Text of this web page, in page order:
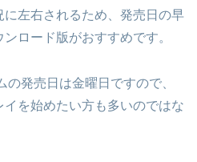
左右されるため、発売日の早
ロード版がおすすめです。
発売日は金曜日ですので、
を始めたい方も多いのではな